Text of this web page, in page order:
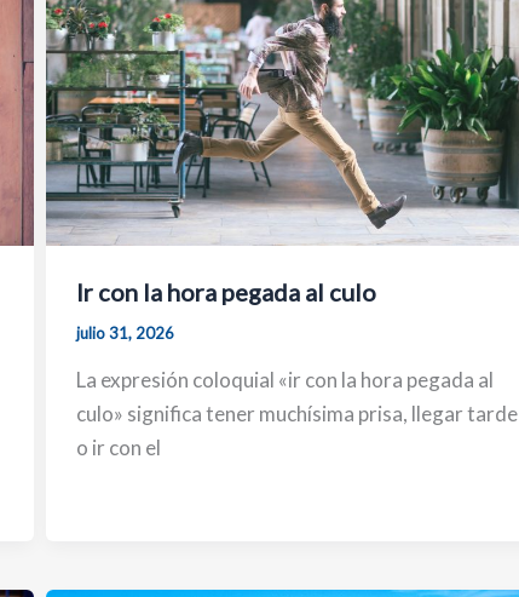
Ir con la hora pegada al culo
julio 31, 2026
La expresión coloquial «ir con la hora pegada al
culo» significa tener muchísima prisa, llegar tarde
o ir con el